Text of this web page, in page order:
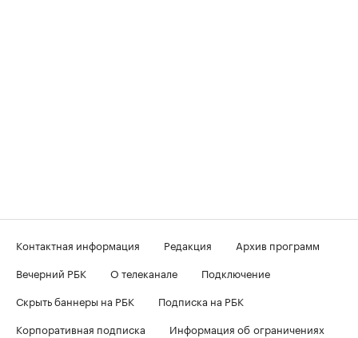
Контактная информация Редакция
Архив программ
Вечерний РБК
О телеканале
Подключение
Скрыть баннеры на РБК
Подписка на РБК
Корпоративная подписка
Информация об ограничениях